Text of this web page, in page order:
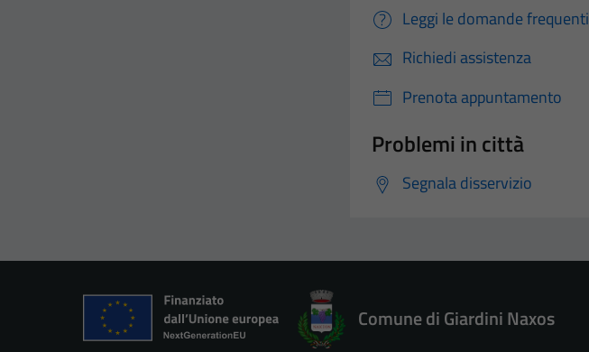
Leggi le domande frequenti
Richiedi assistenza
Prenota appuntamento
Problemi in città
Segnala disservizio
Comune di Giardini Naxos